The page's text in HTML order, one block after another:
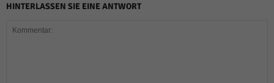
HINTERLASSEN SIE EINE ANTWORT